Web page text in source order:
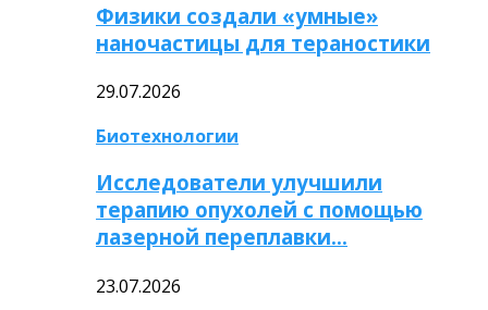
Физики создали «умные»
наночастицы для тераностики
29.07.2026
Биотехнологии
Исследователи улучшили
терапию опухолей с помощью
лазерной переплавки…
23.07.2026